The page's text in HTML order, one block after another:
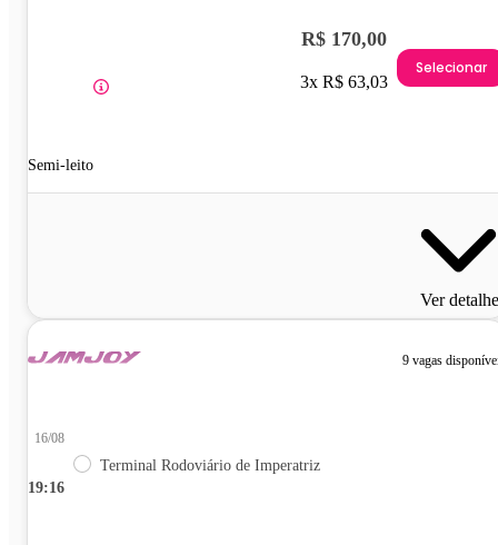
Semi-leito
R$ 170,00
3x R$ 63,03
Selecionar
Ver
9 vagas
19:16
16/08
Terminal Rodoviário de Imperatriz